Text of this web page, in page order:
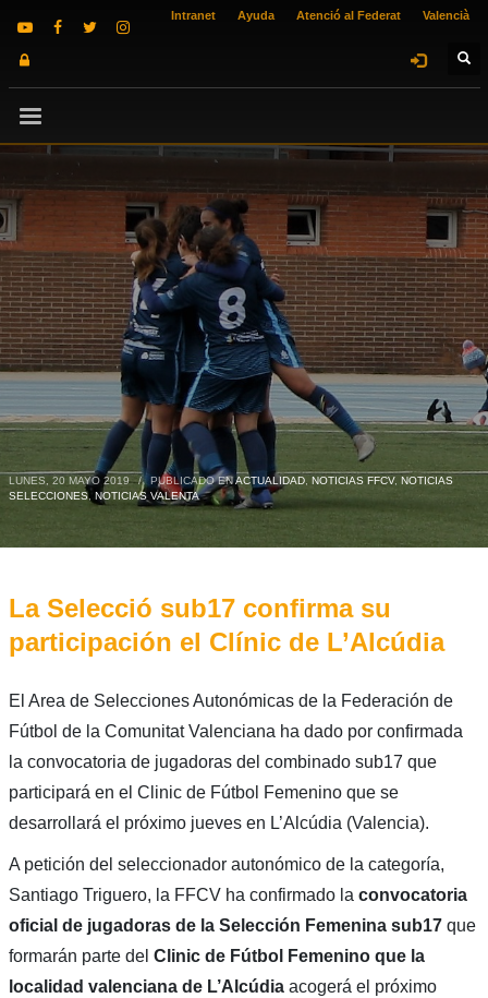
Intranet Ayuda Atenció al Federat Valencià
LUNES, 20 MAYO 2019 / PUBLICADO ENACTUALIDAD, NOTICIAS FFCV, NOTICIAS
SELECCIONES, NOTICIAS VALENTA
La Selecció sub17 confirma su
participación el Clínic de L’Alcúdia
El Area de Selecciones Autonómicas de la Federación de
Fútbol de la Comunitat Valenciana ha dado por confirmada
la convocatoria de jugadoras del combinado sub17 que
participará en el Clinic de Fútbol Femenino que se
desarrollará el próximo jueves en L’Alcúdia (Valencia).
A petición del seleccionador autonómico de la categoría,
Santiago Triguero, la FFCV ha confirmado la convocatoria
oficial de jugadoras de la Selección Femenina sub17que
formarán parte del Clinic de Fútbol Femenino que la
localidad valenciana de L’Alcúdia acogerá el próximo